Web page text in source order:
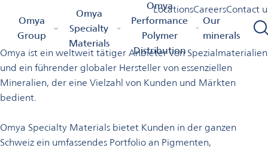
LocationsCareersContact
Omya
Group
Omya
Specialty
Materials
Omya
Performance
Polymer
Distribution
Our
minerals
Omya HomepageOmya GroupLocations
Willkommen bei Omya in der
Schweiz
Omya ist ein weltweit tätiger Anbieter von Spezialmaterialien
und ein führender globaler Hersteller von essenziellen
Mineralien, der eine Vielzahl von Kunden und Märkten
bedient.
Omya Specialty Materials bietet Kunden in der ganzen
Schweiz ein umfassendes Portfolio an Pigmenten,